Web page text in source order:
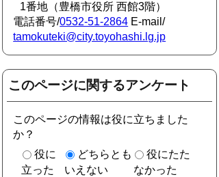
1番地（豊橋市役所 西館3階）
電話番号/0532-51-2864 E-mail/
tamokuteki@city.toyohashi.lg.jp
このページに関するアンケート
このページの情報は役に立ちました
か？
役に
立った
どちらとも
いえない
役にたた
なかった